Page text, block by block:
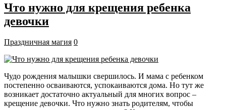
Что нужно для крещения ребенка
девочки
Праздничная магия 0
Чудо рождения малышки свершилось. И мама с ребенком
постепенно осваиваются, успокаиваются дома. Но тут же
возникает достаточно актуальный для многих вопрос –
крещение девочки. Что нужно знать родителям, чтобы